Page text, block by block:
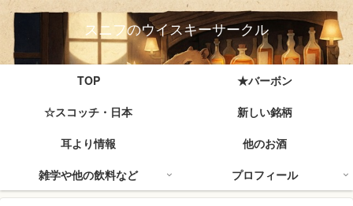
スニフのウイスキーサークル
TOP
★バーボン
☆スコッチ・日本
新しい銘柄
耳より情報
他のお酒
雑学や他の飲料など
プロフィール